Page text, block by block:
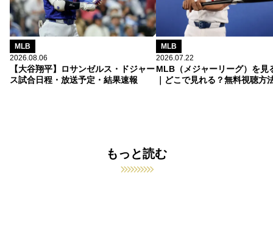
MLB
2026.08.06
【大谷翔平】ロサンゼルス・ドジャー
ス試合日程・放送予定・結果速報
MLB
2026.07.22
MLB（メジャーリーグ）を見
｜どこで見れる？無料視聴方
もっと読む